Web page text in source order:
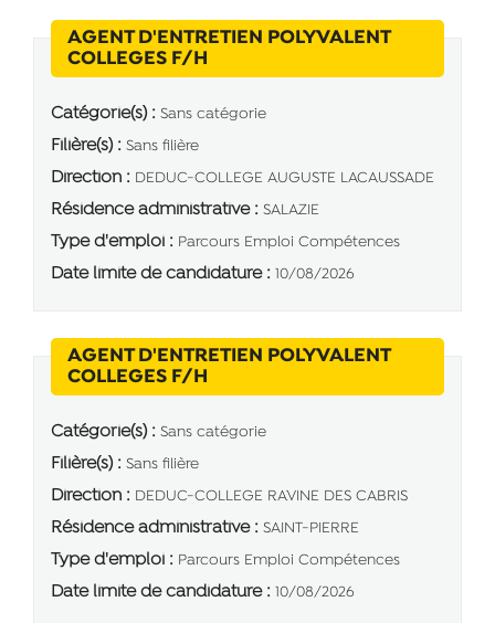
AGENT D'ENTRETIEN POLYVALENT
COLLEGES F/H
Catégorie(s) : Sans catégorie
Filière(s) : Sans filière
Direction : DEDUC-COLLEGE AUGUSTE LACAUSSADE
Résidence administrative : SALAZIE
Type d'emploi : Parcours Emploi Compétences
Date limite de candidature : 10/08/2026
AGENT D'ENTRETIEN POLYVALENT
COLLEGES F/H
Catégorie(s) : Sans catégorie
Filière(s) : Sans filière
Direction : DEDUC-COLLEGE RAVINE DES CABRIS
Résidence administrative : SAINT-PIERRE
Type d'emploi : Parcours Emploi Compétences
Date limite de candidature : 10/08/2026